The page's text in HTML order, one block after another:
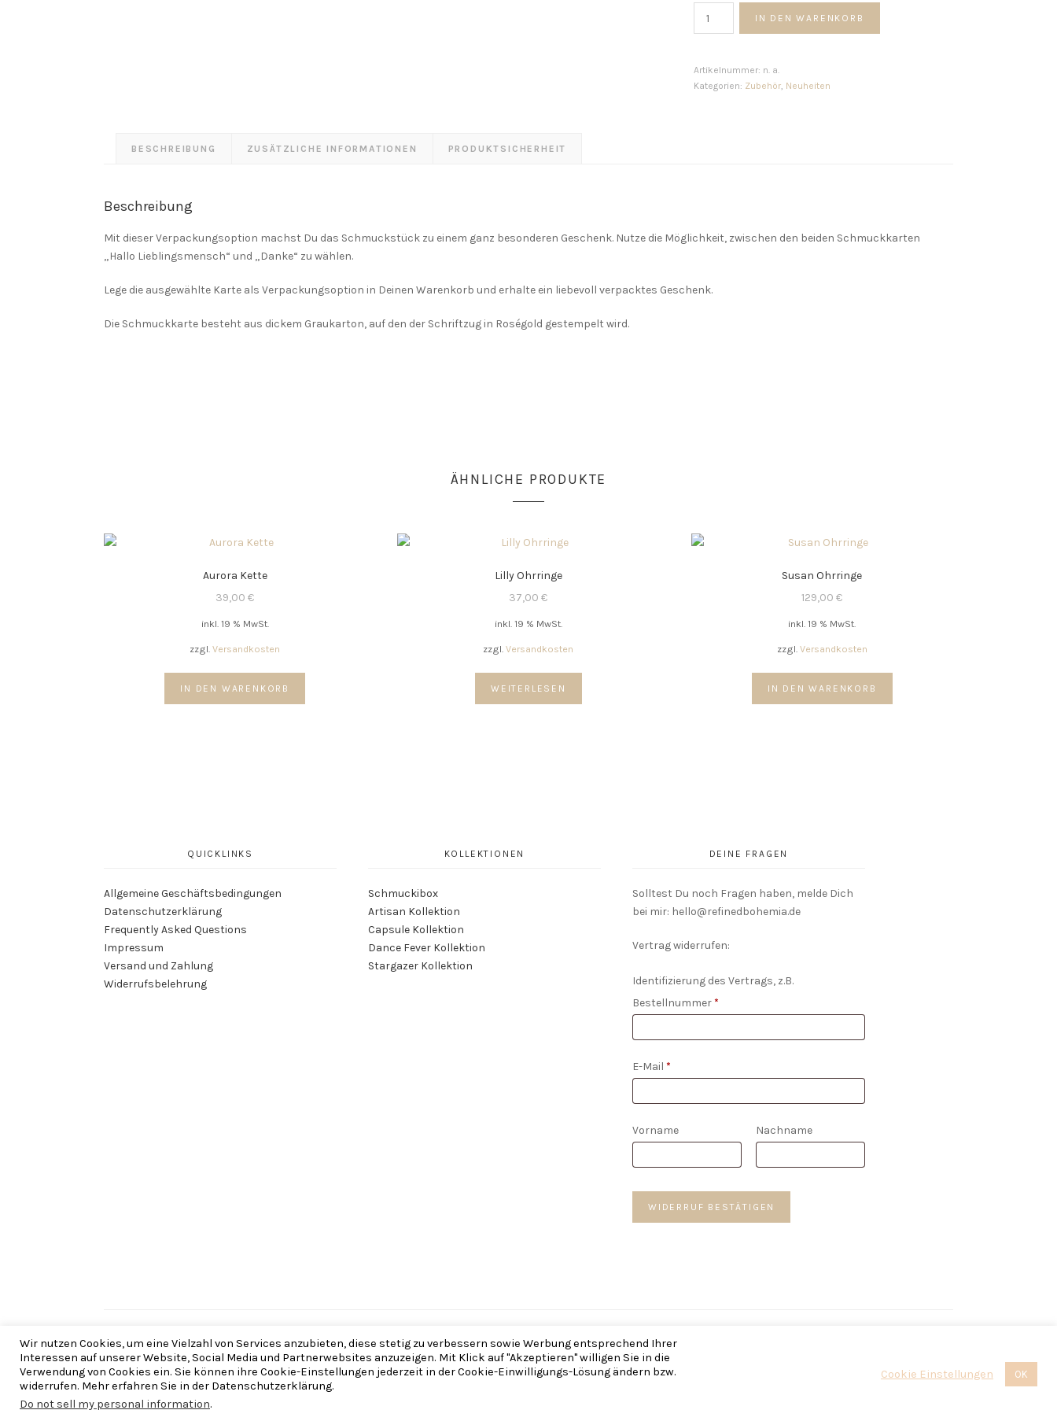
IN DEN WARENKORB
Artikelnummer: n. a.
Kategorien: Zubehör, Neuheiten
BESCHREIBUNG ZUSÄTZLICHE INFORMATIONEN PRODUKTSICHERHEIT
Beschreibung
Mit dieser Verpackungsoption machst Du das Schmuckstück zu einem ganz besonderen Geschenk. Nutze die Möglichkeit, zwischen den beiden Schmuckkarten
„Hallo Lieblingsmensch“ und „Danke“ zu wählen.
Lege die ausgewählte Karte als Verpackungsoption in Deinen Warenkorb und erhalte ein liebevoll verpacktes Geschenk.
Die Schmuckkarte besteht aus dickem Graukarton, auf den der Schriftzug in Roségold gestempelt wird.
ÄHNLICHE PRODUKTE
Aurora Kette
39,00€
inkl. 19 % MwSt.
zzgl.Versandkosten
IN DEN WARENKORB
Lilly Ohrringe
37,00€
inkl. 19 % MwSt.
zzgl.Versandkosten
WEITERLESEN
Susan Ohrringe
129,00€
inkl. 19 % MwSt.
zzgl. Versandkosten
IN DEN WARENKORB
QUICKLINKS
Allgemeine Geschäftsbedingungen
Datenschutzerklärung
Frequently Asked Questions
Impressum
Versand und Zahlung
Widerrufsbelehrung
KOLLEKTIONEN
Schmuckibox
Artisan Kollektion
Capsule Kollektion
Dance Fever Kollektion
Stargazer Kollektion
DEINE FRAGEN
Solltest Du noch Fragen haben, melde Dich
bei mir: hello@refinedbohemia.de
Vertrag widerrufen:
Identifizierung des Vertrags, z.B.
Bestellnummer*
E-Mail *
E-
Vorname Nachname
WIDERRUF BESTÄTIGEN
Copyright © 2026 | Refined Bohemia — Made with ♡ imThe Framehouse— Brautschmuck, Everyday und Boho
Wir nutzen Cookies, um eine Vielzahl von Services anzubieten, diese stetig zu verbessern sowie Werbung entsprechend Ihrer
Interessen auf unserer Website, Social Media und Partnerwebsites anzuzeigen. Mit Klick auf "Akzeptieren" willigen Sie in die
Verwendung von Cookies ein. Sie können ihre Cookie-Einstellungen jederzeit in der Cookie-Einwilligungs-Lösung ändern bzw.
widerrufen. Mehr erfahren Sie in der Datenschutzerklärung.
Do not sell my personal information.
Cookie Einstellungen OK